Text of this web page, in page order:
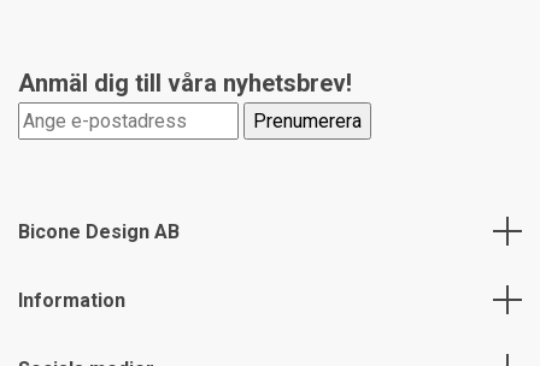
Anmäl dig till våra nyhetsbrev!
Bicone Design AB
Information